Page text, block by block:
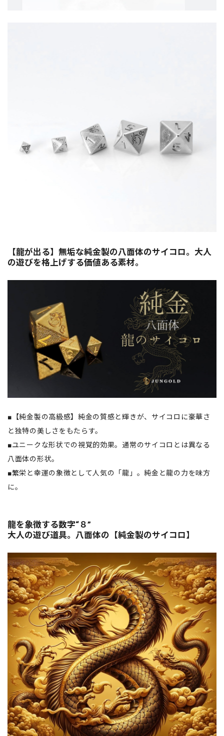
【龍が出る】無垢な純金製の八面体のサイコロ。大人
の遊びを格上げする価値ある素材。
■【純金製の高級感】純金の質感と輝きが、サイコロに豪華さ
と独特の美しさをもたらす。
■ユニークな形状での視覚的効果。通常のサイコロとは異なる
八面体の形状。
■繁栄と幸運の象徴として人気の「龍」。純金と龍の力を味方
に。
龍を象徴する数字“８”
大人の遊び道具。八面体の【純金製のサイコロ】